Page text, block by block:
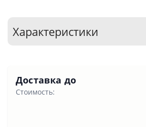
Характеристики
Доставка до
Стоимость: